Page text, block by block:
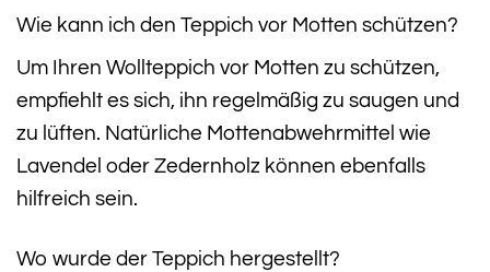
Wie kann ich den Teppich vor Motten schützen?
Um Ihren Wollteppich vor Motten zu schützen,
empfiehlt es sich, ihn regelmäßig zu saugen und
zu lüften. Natürliche Mottenabwehrmittel wie
Lavendel oder Zedernholz können ebenfalls
hilfreich sein.
Wo wurde der Teppich hergestellt?